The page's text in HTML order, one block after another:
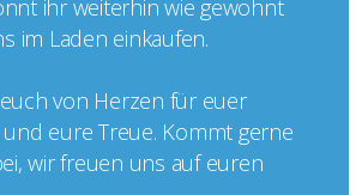
ihr weiterhin wie gewohnt
im Laden einkaufen.
von Herzen für euer
eure Treue. Kommt gerne
wir freuen uns auf euren